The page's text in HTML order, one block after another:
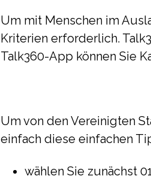
Um mit Menschen im
Kriterien erforderlich.
Talk360-App können Sie
Um von den Vereinigten
einfach diese einfachen
wählen Sie zunächst